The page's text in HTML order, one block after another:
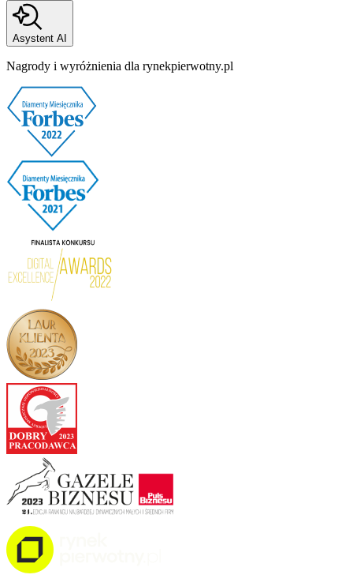
Asystent AI
Nagrody i wyróżnienia dla rynekpierwotny.pl